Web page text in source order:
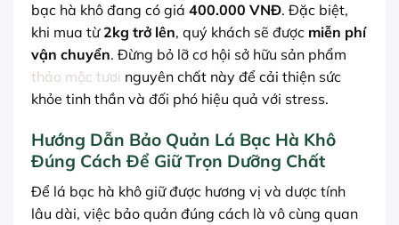
bạc hà khô đang có giá 400.000 VNĐ. Đặc biệt,
khi mua từ 2kg trở lên, quý khách sẽ được miễn phí
vận chuyển. Đừng bỏ lỡ cơ hội sở hữu sản phẩm
thảo mộc tươi nguyên chất này để cải thiện sức
khỏe tinh thần và đối phó hiệu quả với stress.
Hướng Dẫn Bảo Quản Lá Bạc Hà Khô
Đúng Cách Để Giữ Trọn Dưỡng Chất
Để lá bạc hà khô giữ được hương vị và dược tính
lâu dài, việc bảo quản đúng cách là vô cùng quan